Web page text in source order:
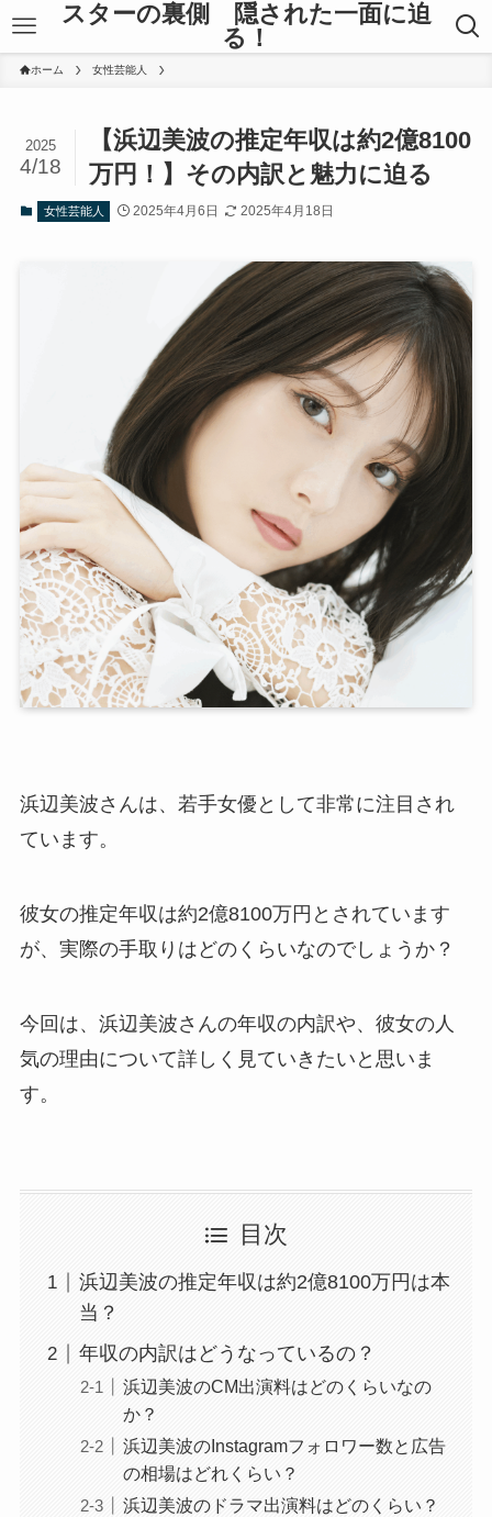
スターの裏側 隠された一面に迫
る！
ホーム 女性芸能人
【浜辺美波の推定年収は約2億8100
万円！】その内訳と魅力に迫る
2025
4/18
女性芸能人 2025年4月6日 2025年4月18日
浜辺美波さんは、若手女優として非常に注目され
ています。
彼女の推定年収は約2億8100万円とされています
が、実際の手取りはどのくらいなのでしょうか？
今回は、浜辺美波さんの年収の内訳や、彼女の人
気の理由について詳しく見ていきたいと思いま
す。
目次
浜辺美波の推定年収は約2億8100万円は本
当？
年収の内訳はどうなっているの？
浜辺美波のCM出演料はどのくらいなの
か？
浜辺美波のInstagramフォロワー数と広告
の相場はどれくらい？
浜辺美波のドラマ出演料はどのくらい？